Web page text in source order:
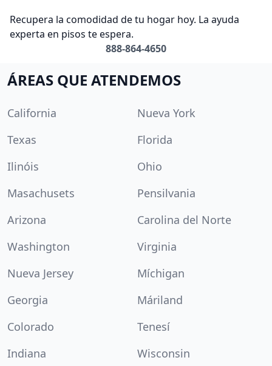
Recupera la comodidad de tu hogar hoy. La ayuda
experta en pisos te espera.
888-864-4650
ÁREAS QUE ATENDEMOS
California
Nueva York
Texas
Florida
Ilinóis
Ohio
Masachusets
Pensilvania
Arizona
Carolina del Norte
Washington
Virginia
Nueva Jersey
Míchigan
Georgia
Máriland
Colorado
Tenesí
Indiana
Wisconsin